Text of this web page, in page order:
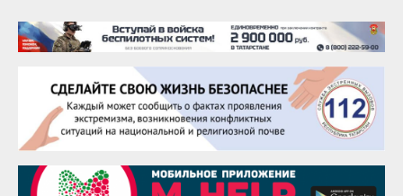
22 августа
Евгений Ефимов
25 августа
Сэсэгма Бубеева
28 августа
Чингиз Мустафаев
29 августа